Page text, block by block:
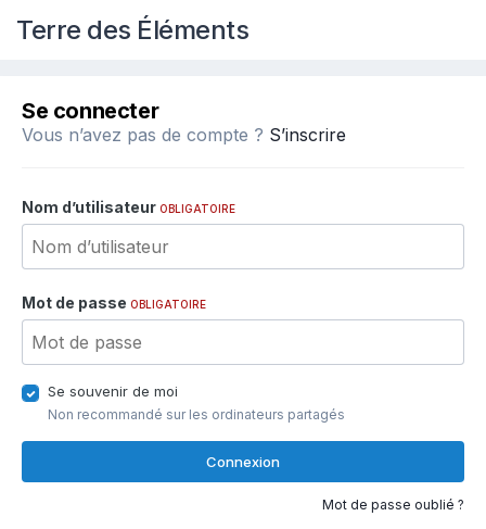
Terre des Éléments
Se connecter
Vous n’avez pas de compte ? S’inscrire
Nom d’utilisateur OBLIGATOIRE
Mot de passe OBLIGATOIRE
Se souvenir de moi
Non recommandé sur les ordinateurs partagés
Connexion
Mot de passe oublié ?